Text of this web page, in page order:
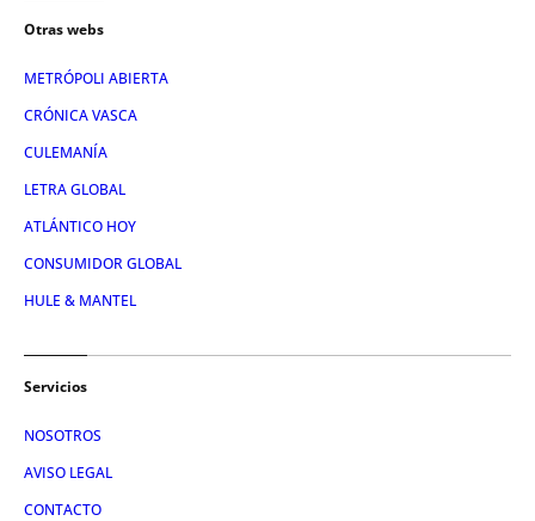
Otras webs
METRÓPOLI ABIERTA
CRÓNICA VASCA
CULEMANÍA
LETRA GLOBAL
ATLÁNTICO HOY
CONSUMIDOR GLOBAL
HULE & MANTEL
Servicios
NOSOTROS
AVISO LEGAL
CONTACTO